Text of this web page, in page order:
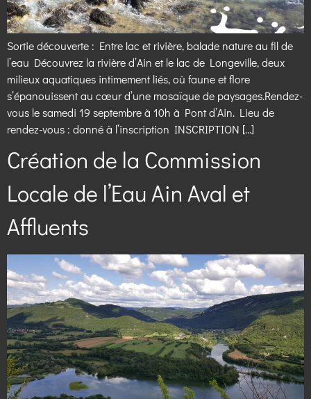
Sortie découverte : Entre lac et rivière, balade nature au fil de
l’eau Découvrez la rivière d’Ain et le lac de Longeville, deux
milieux aquatiques intimement liés, où faune et flore
s’épanouissent au cœur d’une mosaïque de paysages.Rendez-
vous le samedi 19 septembre à 10h à Pont d’Ain. Lieu de
rendez-vous : donné à l’inscription INSCRIPTION […]
Création de la Commission
Locale de l’Eau Ain Aval et
Affluents